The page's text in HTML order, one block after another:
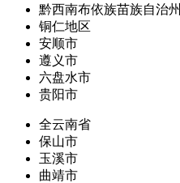
黔西南布依族苗族自治州
铜仁地区
安顺市
遵义市
六盘水市
贵阳市
全云南省
保山市
玉溪市
曲靖市